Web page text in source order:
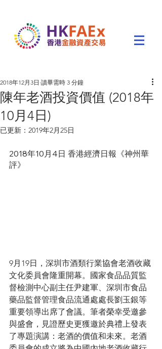
陳年老酒投資價值 (2018年
10月4日)
2018年12月3日 讀畢需時 3 分鐘
已更新： 2019年2月25日
2018年10月4日 香港經濟日報《神州華
評》
9月19日，深圳市酒類行業協會老酒收藏
文化委員會隆重開幕。國家食品品質監
督檢測中心副主任尹建軍、深圳市食品
藥品監督管理食品流通處處長劉玉銀等
重要領導出席了會議。筆者榮幸受邀參
與盛會，見證歷史更獲邀於典禮上發表
了專題演講：老酒的價值和未來。老酒